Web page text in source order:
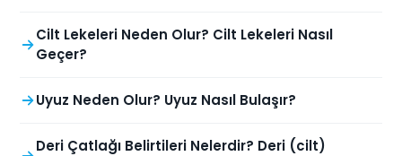
Cilt Lekeleri Neden Olur? Cilt Lekeleri Nasıl
Geçer?
Uyuz Neden Olur? Uyuz Nasıl Bulaşır?
Deri Çatlağı Belirtileri Nelerdir? Deri (cilt)